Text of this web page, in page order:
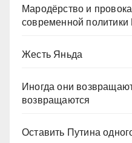
Мародёрство и
современной политики
Жесть Яньда
Иногда они
возвращаются
Оставить Путина